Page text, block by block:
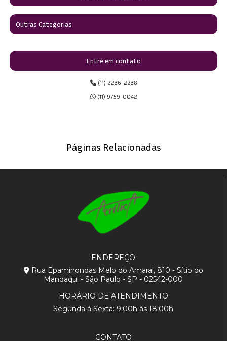
Outras Categorias
Entre em contato
(11) 2236-2238
(11) 9759-0042
Páginas Relacionadas
ENDEREÇO
Rua Epaminondas Melo do Amaral, 810 - Sítio do
Mandaqui - São Paulo - SP - 02542-000
HORÁRIO DE ATENDIMENTO
Segunda à Sexta: 9:00h às 18:00h
CONTATO